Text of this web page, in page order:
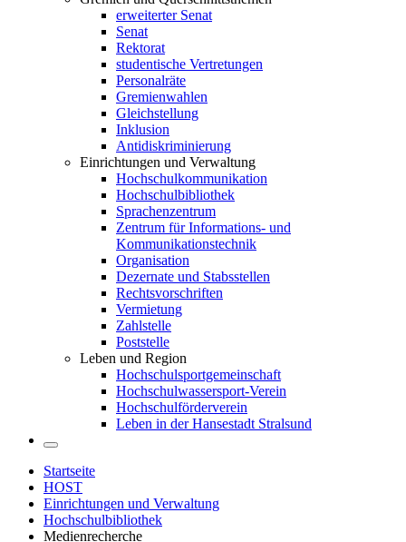
erweiterter Senat
Senat
Rektorat
studentische Vertretungen
Personalräte
Gremienwahlen
Gleichstellung
Inklusion
Antidiskriminierung
Einrichtungen und Verwaltung
Hochschulkommunikation
Hochschulbibliothek
Sprachenzentrum
Zentrum für Informations- und
Kommunikationstechnik
Organisation
Dezernate und Stabsstellen
Rechtsvorschriften
Vermietung
Zahlstelle
Poststelle
Leben und Region
Hochschulsportgemeinschaft
Hochschulwassersport-Verein
Hochschulförderverein
Leben in der Hansestadt Stralsund
Startseite
HOST
Einrichtungen und Verwaltung
Hochschulbibliothek
Medienrecherche